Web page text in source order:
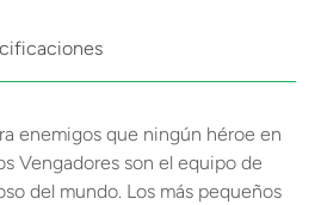
enemigos que ningún héroe en
Vengadores son el equipo de
del mundo. Los más pequeños